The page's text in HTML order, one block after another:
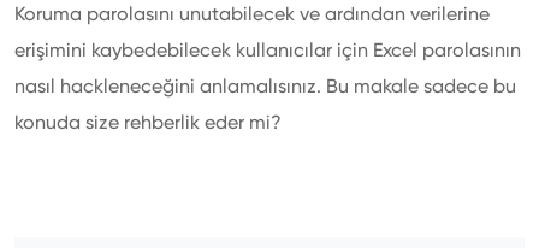
Koruma parolasını unutabilecek ve ardından verilerine
erişimini kaybedebilecek kullanıcılar için Excel parolasının
nasıl hackleneceğini anlamalısınız. Bu makale sadece bu
konuda size rehberlik eder mi?